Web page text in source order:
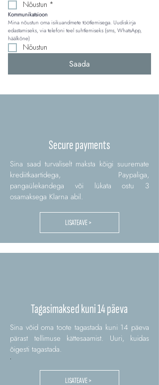
Nõustun *
Kommunikatsioon
Mina nõustun oma isikuandmete töötlemisega. Uudiskirja
edastamiseks, via telefoni teel suhtlemiseks (sms, WhatsApp,
häälkõne)
Nõustun
Saada
Secure payments
Sina saad turvaliselt maksta kõigi suuremate
krediitkaartidega, Paypaliga,
pangaülekandega või lükata ostu 3
osamaksega Klarna abil.
LISATEAVE >
Tagasimaksed kuni 14 päeva
Sina võid oma toote tagastada kuni 14 päeva
pärast tellimuse kättesaamist. Uuri, kuidas
õigesti tagastada.
LISATEAVE >